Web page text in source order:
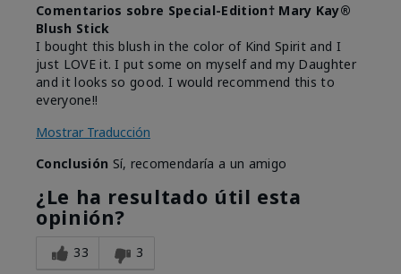
Comentarios sobre Special-Edition† Mary Kay®
Blush Stick
I bought this blush in the color of Kind Spirit and I
just LOVE it. I put some on myself and my Daughter
and it looks so good. I would recommend this to
everyone!!
Mostrar Traducción
Conclusión Sí, recomendaría a un amigo
¿Le ha resultado útil esta
opinión?
33 3